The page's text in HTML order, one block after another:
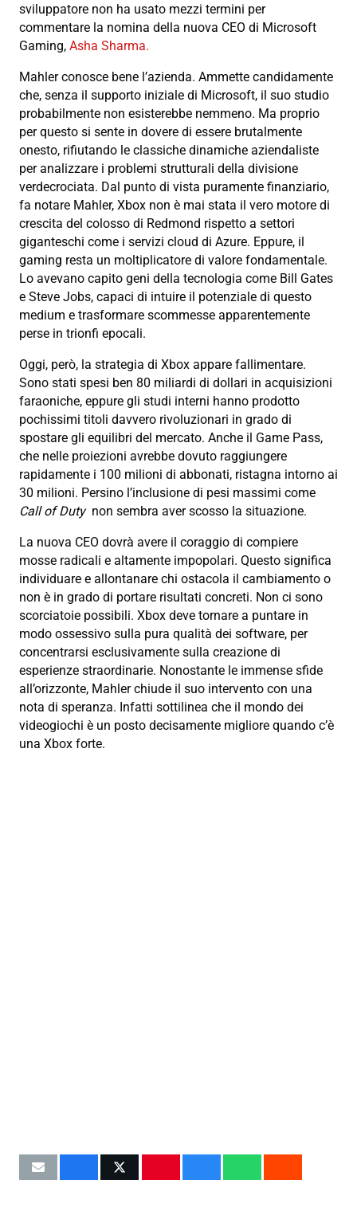
sviluppatore non ha usato mezzi termini per
commentare la nomina della nuova CEO di Microsoft
Gaming, Asha Sharma.
Mahler conosce bene l’azienda. Ammette candidamente
che, senza il supporto iniziale di Microsoft, il suo studio
probabilmente non esisterebbe nemmeno. Ma proprio
per questo si sente in dovere di essere brutalmente
onesto, rifiutando le classiche dinamiche aziendaliste
per analizzare i problemi strutturali della divisione
verdecrociata. Dal punto di vista puramente finanziario,
fa notare Mahler, Xbox non è mai stata il vero motore di
crescita del colosso di Redmond rispetto a settori
giganteschi come i servizi cloud di Azure. Eppure, il
gaming resta un moltiplicatore di valore fondamentale.
Lo avevano capito geni della tecnologia come Bill Gates
e Steve Jobs, capaci di intuire il potenziale di questo
medium e trasformare scommesse apparentemente
perse in trionfi epocali.
Oggi, però, la strategia di Xbox appare fallimentare.
Sono stati spesi ben 80 miliardi di dollari in acquisizioni
faraoniche, eppure gli studi interni hanno prodotto
pochissimi titoli davvero rivoluzionari in grado di
spostare gli equilibri del mercato. Anche il Game Pass,
che nelle proiezioni avrebbe dovuto raggiungere
rapidamente i 100 milioni di abbonati, ristagna intorno ai
30 milioni. Persino l’inclusione di pesi massimi come
Call of Duty non sembra aver scosso la situazione.
La nuova CEO dovrà avere il coraggio di compiere
mosse radicali e altamente impopolari. Questo significa
individuare e allontanare chi ostacola il cambiamento o
non è in grado di portare risultati concreti. Non ci sono
scorciatoie possibili. Xbox deve tornare a puntare in
modo ossessivo sulla pura qualità dei software, per
concentrarsi esclusivamente sulla creazione di
esperienze straordinarie. Nonostante le immense sfide
all’orizzonte, Mahler chiude il suo intervento con una
nota di speranza. Infatti sottilinea che il mondo dei
videogiochi è un posto decisamente migliore quando c’è
una Xbox forte.